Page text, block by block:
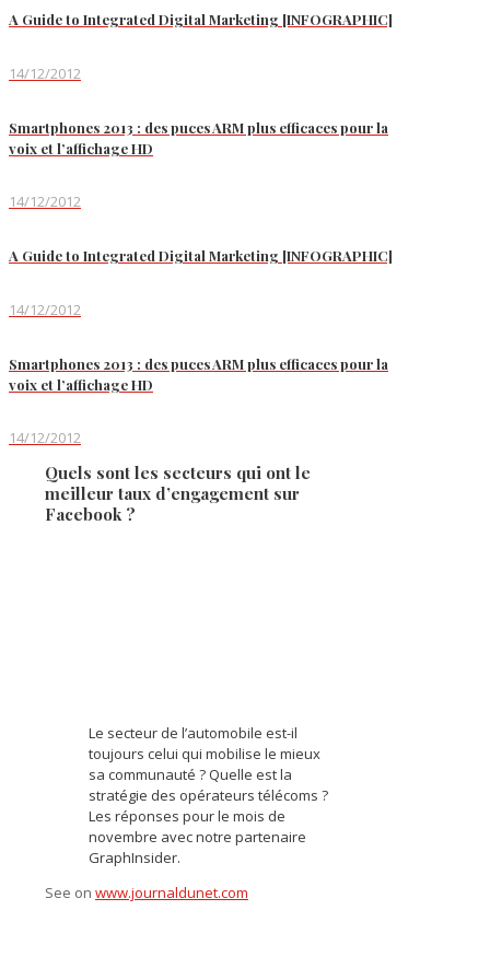
A Guide to Integrated Digital Marketing [INFOGRAPHIC]
14/12/2012
Smartphones 2013 : des puces ARM plus efficaces pour la
voix et l’affichage HD
14/12/2012
A Guide to Integrated Digital Marketing [INFOGRAPHIC]
14/12/2012
Smartphones 2013 : des puces ARM plus efficaces pour la
voix et l’affichage HD
14/12/2012
Quels sont les secteurs qui ont le
meilleur taux d’engagement sur
Facebook ?
Le secteur de l’automobile est-il
toujours celui qui mobilise le mieux
sa communauté ? Quelle est la
stratégie des opérateurs télécoms ?
Les réponses pour le mois de
novembre avec notre partenaire
GraphInsider.
See on www.journaldunet.com